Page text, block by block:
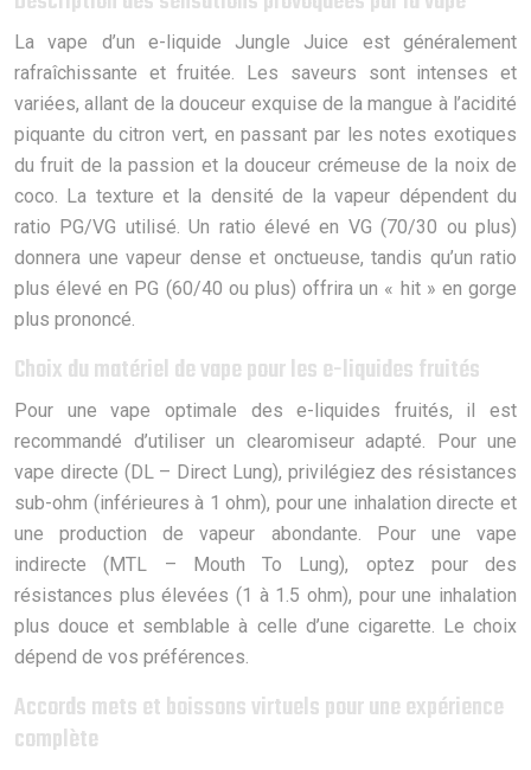
La vape d’un e-liquide Jungle Juice est généralement
rafraîchissante et fruitée. Les saveurs sont intenses et
variées, allant de la douceur exquise de la mangue à l’acidité
piquante du citron vert, en passant par les notes exotiques
du fruit de la passion et la douceur crémeuse de la noix de
coco. La texture et la densité de la vapeur dépendent du
ratio PG/VG utilisé. Un ratio élevé en VG (70/30 ou plus)
donnera une vapeur dense et onctueuse, tandis qu’un ratio
plus élevé en PG (60/40 ou plus) offrira un « hit » en gorge
plus prononcé.
Choix du matériel de vape pour les e-liquides fruités
Pour une vape optimale des e-liquides fruités, il est
recommandé d’utiliser un clearomiseur adapté. Pour une
vape directe (DL – Direct Lung), privilégiez des résistances
sub-ohm (inférieures à 1 ohm), pour une inhalation directe et
une production de vapeur abondante. Pour une vape
indirecte (MTL – Mouth To Lung), optez pour des
résistances plus élevées (1 à 1.5 ohm), pour une inhalation
plus douce et semblable à celle d’une cigarette. Le choix
dépend de vos préférences.
Accords mets et boissons virtuels pour une expérience
complète